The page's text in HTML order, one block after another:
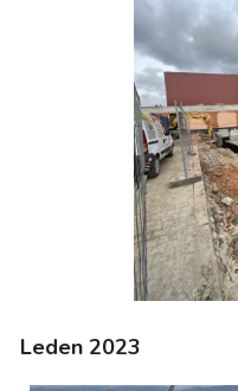
Leden 2023